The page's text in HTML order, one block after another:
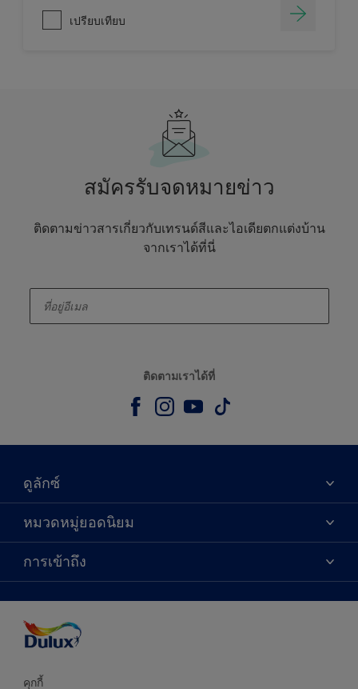
เปรียบเทียบ
สมัครรับจดหมายข่าว
ติดตามข่าวสารเกี่ยวกับเทรนด์สีและไอเดียตกแต่งบ้าน
จากเราได้ที่นี่
ติดตามเราได้ที่
ดูลักซ์
เกี่ยวกับดูลักซ์
ติดต่อเรา
ค้นหาร้านค้า
หมวดหมู่ยอดนิยม
ผลิตภัณฑ์
ไอเดียการตกแต่ง
คำแนะนำจากผู้เชี่ยวชาญ
บริการออกแบบสี
การเข้าถึง
คุกกี้